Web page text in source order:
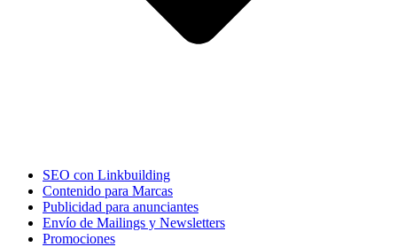
SEO con Linkbuilding
Contenido para Marcas
Publicidad para anunciantes
Envío de Mailings y Newsletters
Promociones